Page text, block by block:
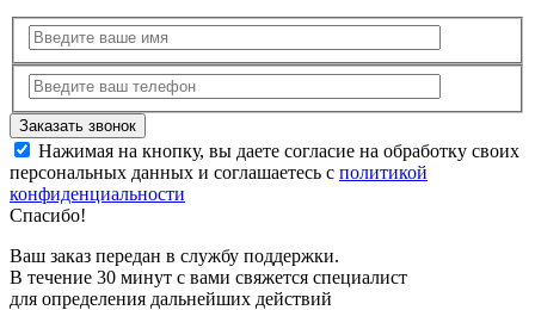
Нажимая на кнопку, вы даете согласие на обработку своих
персональных данных и соглашаетесь с политикой
конфиденциальности
Спасибо!
Ваш заказ передан в службу поддержки.
В течение 30 минут с вами свяжется специалист
для определения дальнейших действий